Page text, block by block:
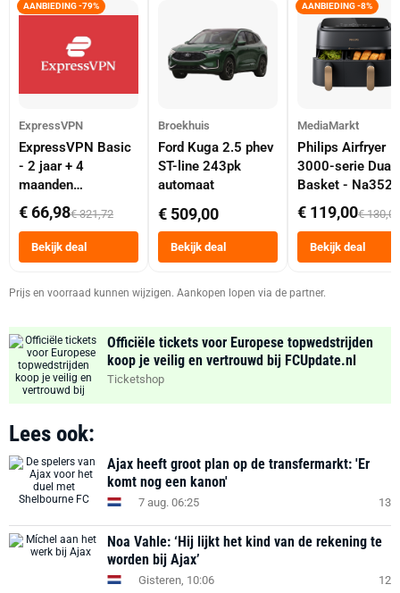
AANBIEDING -79%
ExpressVPN
ExpressVPN Basic
- 2 jaar + 4
maanden
abonnement
€ 66,98€ 321,72
Bekijk deal
Broekhuis
Ford Kuga 2.5 phev
ST-line 243pk
automaat
€ 509,00
Bekijk deal
AANBIEDING -8%
MediaMarkt
Philips Airfryer
3000-serie Dual
Basket -
Dubbele Mand 9
Tot 6 Personen
Heteluchtfriteuse
Zwart
€ 119,00€ 130,00
Bekijk deal
Prijs en voorraad kunnen wijzigen. Aankopen lopen via de partner.
Officiële tickets voor Europese topwedstrijden
koop je veilig en vertrouwd bij FCUpdate.nl
Ticketshop
Lees ook:
Ajax heeft groot plan op de transfermarkt: 'Er
komt nog een kanon'
7 aug. 06:25 13
Noa Vahle: ‘Hij lijkt het kind van de rekening te
worden bij Ajax’
Gisteren, 10:06 12